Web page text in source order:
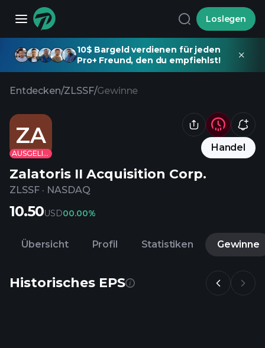
Loslegen
10$ Bargeld verdienen für jeden
Pro+ Freund, den du empfiehlst!
Entdecken/ZLSSF/Gewinne
ZA
AUSGELISTET
Handel
Zalatoris II Acquisition Corp.
ZLSSF · NASDAQ
10.50USD00.00%
Übersicht Profil Statistiken Gewinne
Historisches EPS